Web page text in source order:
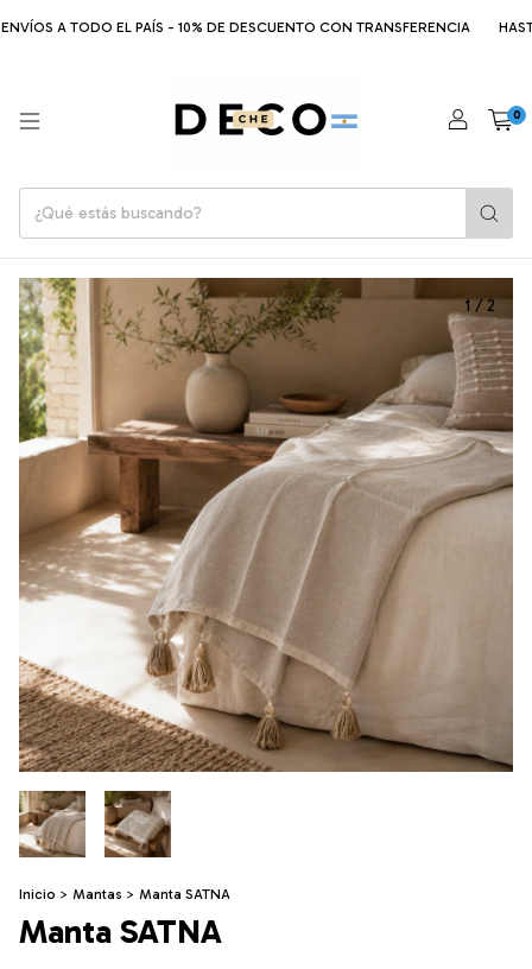
A TODO EL PAÍS - 10% DE DESCUENTO CON TRANSFERENCIA
0
1/2
Inicio > Mantas > Manta SATNA
Manta SATNA